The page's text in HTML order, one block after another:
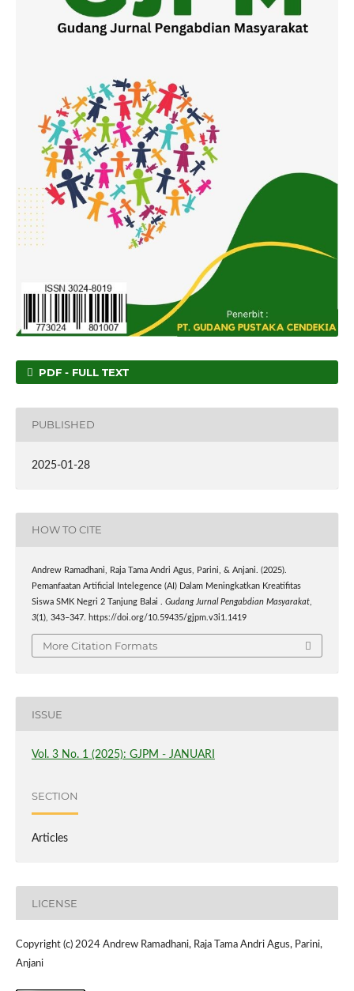
PDF - FULL TEXT
PUBLISHED
2025-01-28
HOW TO CITE
Andrew Ramadhani, Raja Tama Andri Agus, Parini, & Anjani. (2025).
Pemanfaatan Artificial Intelegence (AI) Dalam Meningkatkan Kreatifitas
Siswa SMK Negri 2 Tanjung Balai . Gudang Jurnal Pengabdian Masyarakat,
3(1), 343–347. https://doi.org/10.59435/gjpm.v3i1.1419
More Citation Formats
ISSUE
Vol. 3 No. 1 (2025): GJPM - JANUARI
SECTION
Articles
LICENSE
Copyright (c) 2024 Andrew Ramadhani, Raja Tama Andri Agus, Parini,
Anjani